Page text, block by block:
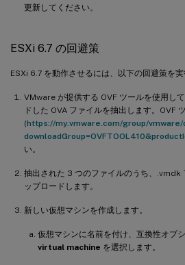
更新してください。
ESXi 6.7 の回避策
ESXi 6.7 を動作させるには、以下の回避策を実
VMware が提供する OVF ツールを使用し
ドした OVA ファイルを抽出します。OVF
(https://my.vmware.com/group/
い。
抽出された 3 つのファイルのうち、.vmdk
ップロードします。
新しい仮想マシンを作成します。
仮想マシンに名前を付け、互換性オプ
virtual machine を選択します。